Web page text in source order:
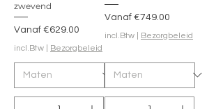
zwevend
Vanaf €629.00
Verkoopprijs
incl.Btw Bezorgbeleid
Vanaf €749.00
Verkoopprijs
incl.Btw Bezorgbeleid